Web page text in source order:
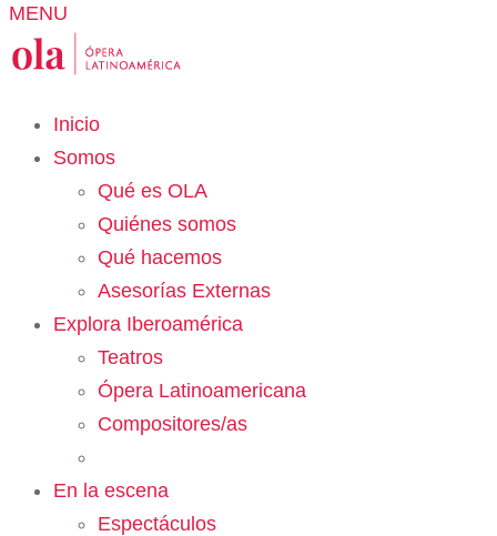
MENU
Inicio
Somos
Qué es OLA
Quiénes somos
Qué hacemos
Asesorías Externas
Explora Iberoamérica
Teatros
Ópera Latinoamericana
Compositores/as
En la escena
Espectáculos